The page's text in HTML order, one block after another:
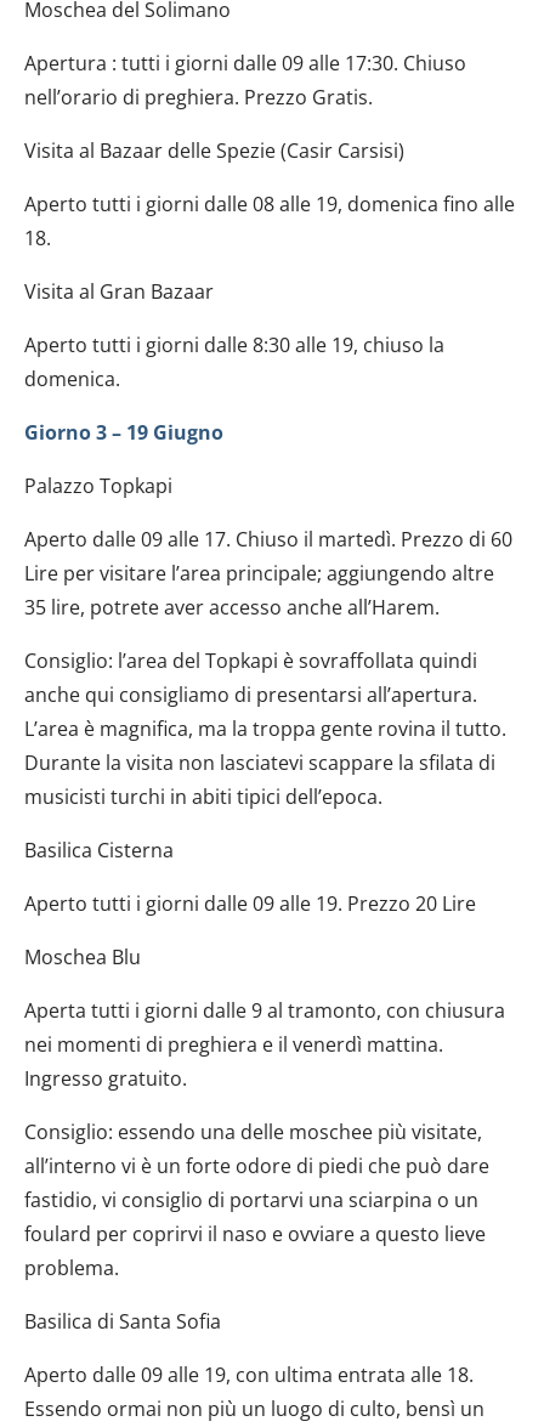
Moschea del Solimano
Apertura : tutti i giorni dalle 09 alle 17:30. Chiuso
nell’orario di preghiera. Prezzo Gratis.
Visita al Bazaar delle Spezie (Casir Carsisi)
Aperto tutti i giorni dalle 08 alle 19, domenica fino alle
18.
Visita al Gran Bazaar
Aperto tutti i giorni dalle 8:30 alle 19, chiuso la
domenica.
Giorno 3 – 19 Giugno
Palazzo Topkapi
Aperto dalle 09 alle 17. Chiuso il martedì. Prezzo di 60
Lire per visitare l’area principale; aggiungendo altre
35 lire, potrete aver accesso anche all’Harem.
Consiglio: l’area del Topkapi è sovraffollata quindi
anche qui consigliamo di presentarsi all’apertura.
L’area è magnifica, ma la troppa gente rovina il tutto.
Durante la visita non lasciatevi scappare la sfilata di
musicisti turchi in abiti tipici dell’epoca.
Basilica Cisterna
Aperto tutti i giorni dalle 09 alle 19. Prezzo 20 Lire
Moschea Blu
Aperta tutti i giorni dalle 9 al tramonto, con chiusura
nei momenti di preghiera e il venerdì mattina.
Ingresso gratuito.
Consiglio: essendo una delle moschee più visitate,
all’interno vi è un forte odore di piedi che può dare
fastidio, vi consiglio di portarvi una sciarpina o un
foulard per coprirvi il naso e ovviare a questo lieve
problema.
Basilica di Santa Sofia
Aperto dalle 09 alle 19, con ultima entrata alle 18.
Essendo ormai non più un luogo di culto, bensì un